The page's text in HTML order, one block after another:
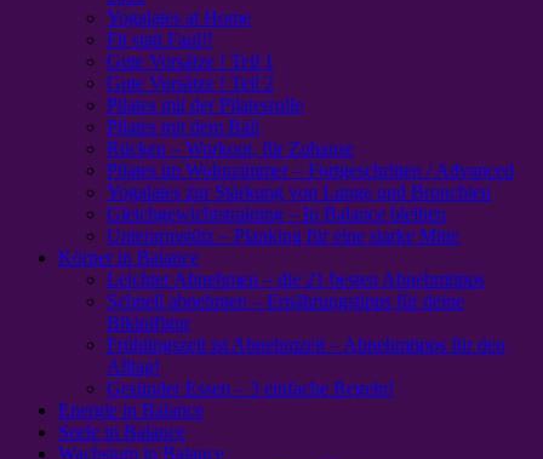
Yogalates at Home
Fit statt Faul!!
Gute Vorsätze ! Teil 1
Gute Vorsätze ! Teil 2
Pilates mit der Pilatesrolle
Pilates mit dem Ball
Rücken – Workout, für Zuhause
Pilates im Wohnzimmer – Fortgeschritten / Advanced
Yogalates zur Stärkung von Lunge und Bronchien
Gleichgewichtstraining – In Balance bleiben
Unterarmstütz – Planking für eine starke Mitte
Körper in Balance
Leichter Abnehmen – die 21 besten Abnehmtipps
Schnell abnehmen – Ernährungstipps für deine
Bikinifigur
Frühlingszeit ist Abnehmzeit – Abnehmtipps für den
Alltag!
Gesünder Essen – 3 einfache Regeln!
Energie in Balance
Seele in Balance
Wachstum in Balance